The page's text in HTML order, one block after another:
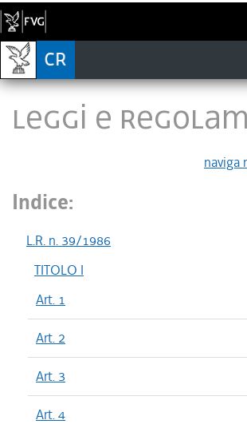
LEGGI E
naviga
Indice:
L.R. n. 39/1986
TITOLO I
Art. 1
Art. 2
Art. 3
Art. 4